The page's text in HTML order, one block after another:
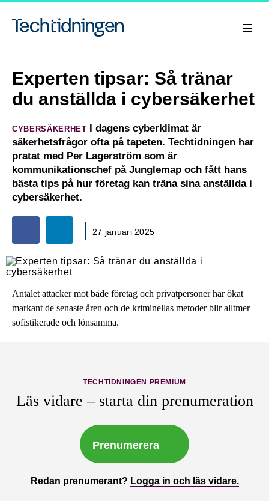
Experten tipsar: Så tränar
du anställda i cybersäkerhet
CYBERSÄKERHET I dagens cyberklimat är
säkerhetsfrågor ofta på tapeten. Techtidningen har
pratat med Per Lagerström som är
kommunikationschef på Junglemap och fått hans
bästa tips på hur företag kan träna sina anställda i
cybersäkerhet.
27 januari 2025
Antalet attacker mot både företag och privatpersoner har ökat
markant de senaste åren och de kriminellas metoder blir alltmer
sofistikerade och lönsamma.
TECHTIDNINGEN PREMIUM
Läs vidare – starta din prenumeration
Prenumerera
Redan prenumerant? Logga in och läs vidare.